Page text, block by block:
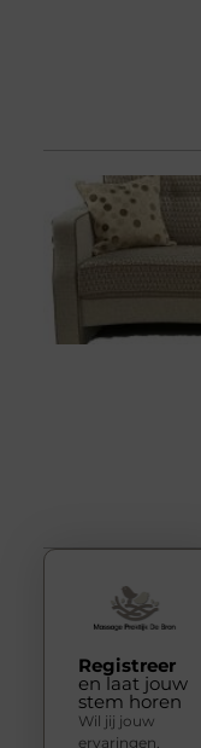
Registreer
en laat jouw
stem horen
Wil jij jouw
ervaringen,